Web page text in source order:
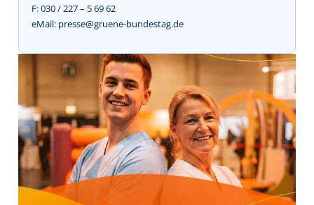
F: 030 / 227 – 5 69 62
eMail: presse@gruene-bundestag.de